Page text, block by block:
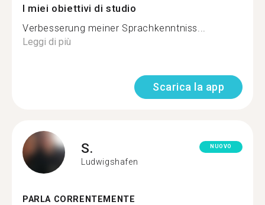
I miei obiettivi di studio
Verbesserung meiner Sprachkenntniss...
Leggi di più
Scarica la app
S.
Ludwigshafen
NUOVO
PARLA CORRENTEMENTE